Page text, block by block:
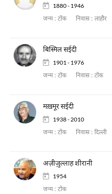
1880 - 1946
जन्म : टोंक निवास : लाहौर
बिस्मिल सईदी
1901 - 1976
जन्म : टोंक निवास : टोंक
मख़मूर सईदी
1938 - 2010
जन्म : टोंक निवास : दिल्ली
अज़ीज़ुल्लाह शीरानी
1954
जन्म : टोंक